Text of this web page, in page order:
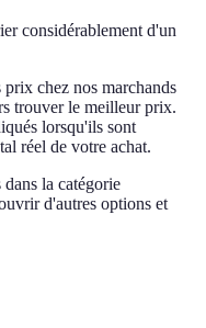
considérablement d'un
chez nos marchands
trouver le meilleur prix.
lorsqu'ils sont
réel de votre achat.
la catégorie
d'autres options et